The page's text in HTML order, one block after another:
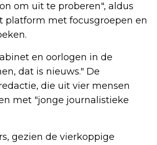
om uit te proberen", aldus
platform met focusgroepen en
en oorlogen in de
dat is nieuws." De
die uit vier mensen
met "jonge journalistieke
gezien de vierkoppige